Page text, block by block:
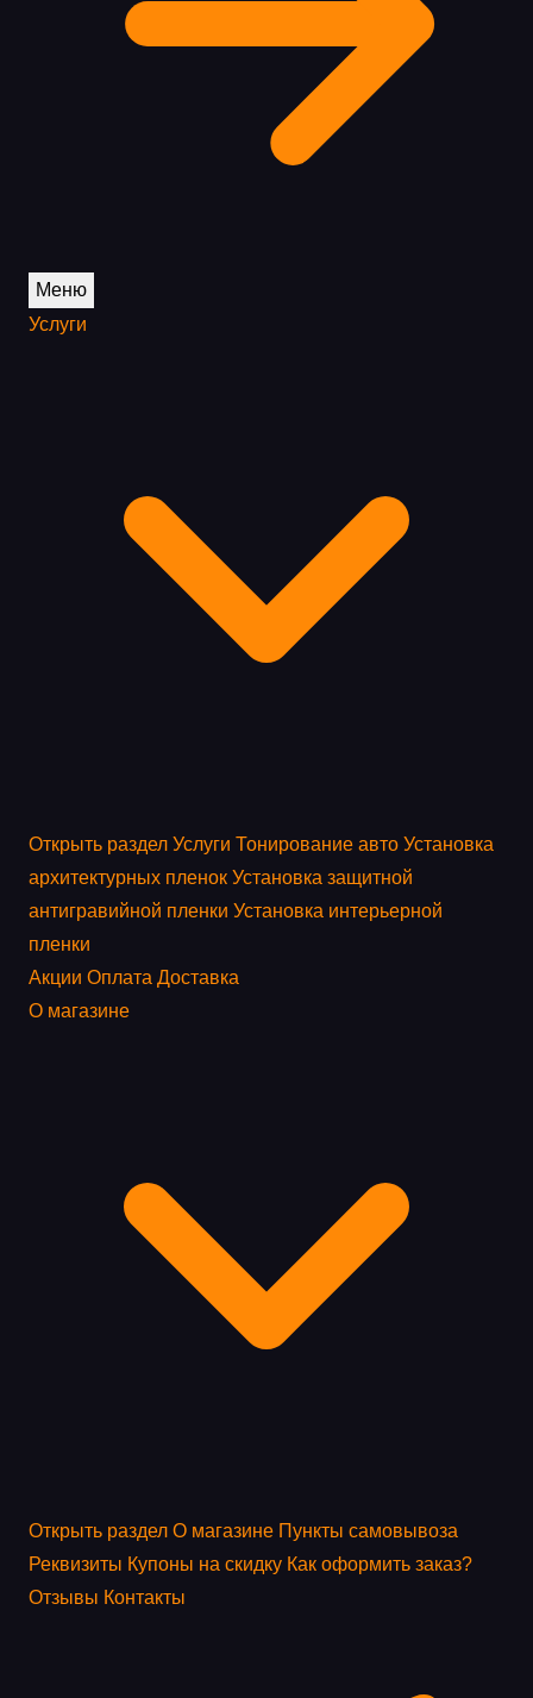
Меню
Услуги
Открыть раздел Услуги Тонирование авто Установка
архитектурных пленок Установка защитной
антигравийной пленки Установка интерьерной
пленки
Акции Оплата Доставка
О магазине
Открыть раздел О магазине Пункты самовывоза
Реквизиты Купоны на скидку Как оформить заказ?
Отзывы Контакты